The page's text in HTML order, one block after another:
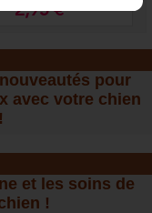
2,95 €
pour
avec votre chien
!
et les soins de
!